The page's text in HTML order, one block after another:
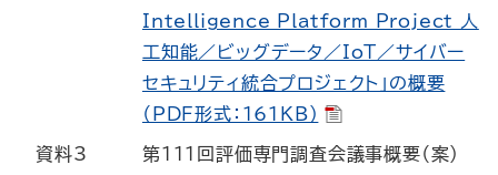
Intelligence Platform Project 人
工知能／ビッグデータ／IoT／サイバー
セキュリティ統合プロジェクト」の概要
（PDF形式：161KB）
資料3
第１１１回評価専門調査会議事概要（案）